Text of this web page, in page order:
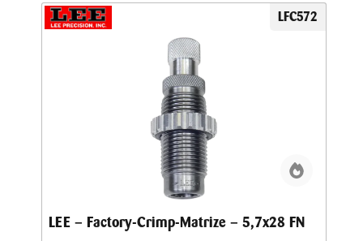
Hülsenlänge, um einen gleichmäßigen Ausziehwiderstand zu
sichern. Der Crimp entspricht dem einer Fabrikpatrone. Bei
zylindrischen Faustfeuerwaffenhülsen wird der Hülsenmund
entweder über einen Tapercrimp für Pistolenpatronen oder
einen Rollcrimp bei Revolverpatronen gecrimpt. Ein
gehärteter Einsatz sorgt für den festen Geschosssitz, ein
zusätzlicher Hartmetall-Kalibrierring glättet anschließend
aufgeworfenes Material. Der Geschosssitz ist deutlich fester
als bei anderen Crimpmatrizen. Selbst bei stärksten
Magnum-Revolverladungen werden die Geschosse sicher in
LFC572
LEE – Factory-Crimp-Matrize – 5,7x28 FN